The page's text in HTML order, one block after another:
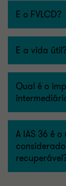
E o FVLCD?
E a vida útil?
Qual é o
A IAS 36 é